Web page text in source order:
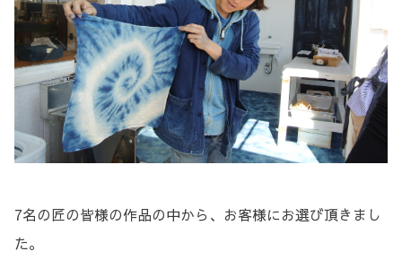
7名の匠の皆様の作品の中から、お客様にお選び頂きまし
た。